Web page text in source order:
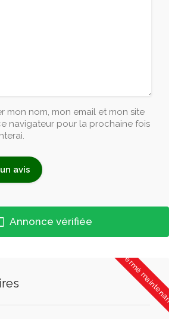
mon nom, mon email et mon site
navigateur pour la prochaine fois
Annonce vérifiée
Fermé maintenant